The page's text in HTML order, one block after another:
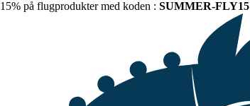
15% på flugprodukter med koden : SUMMER-FLY15